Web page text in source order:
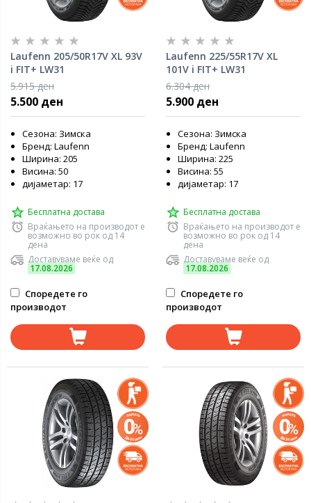
Laufenn 205/50R17V XL 93V
i FIT+ LW31
5.915 ден
5.500 ден
Сезона: Зимска
Бренд: Laufenn
Ширина: 205
Висина: 50
дијаметар: 17
Бесплатна достава
Враќањето на производот е
возможно во рок од 14
дена
Доставуваме веќе од
17.08.2026
Споредете го
производот
Laufenn 225/55R17V XL
101V i FIT+ LW31
6.304 ден
5.900 ден
Сезона: Зимска
Бренд: Laufenn
Ширина: 225
Висина: 55
дијаметар: 17
Бесплатна достава
Враќањето на производот е
возможно во рок од 14
дена
Доставуваме веќе од
17.08.2026
Споредете го
производот